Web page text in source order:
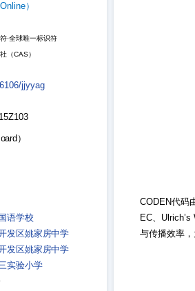
）
·全球唯一标识符
（CAS）
jjyyag
）
语学校
发区姚家房中学
发区姚家房中学
实验小学
CODEN代码
EC、
与传播效率